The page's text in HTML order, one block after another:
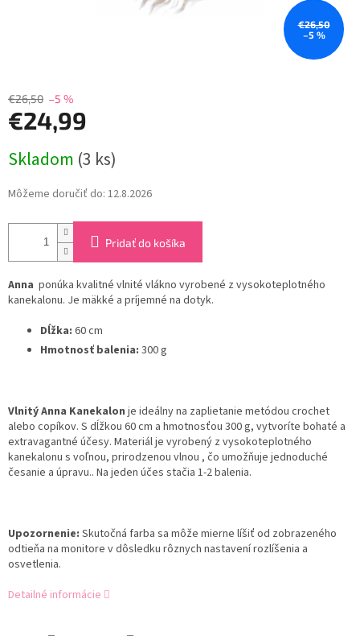
€26,50
–5 %
€26,50 –5 %
€24,99
cena:
Skladom (3 ks)
Môžeme doručiť do: 12.8.2026
Pridať do košíka
Anna ponúka kvalitné vlnité vlákno vyrobené z vysokoteplotného
kanekalonu. Je mäkké a príjemné na dotyk.
Dĺžka: 60 cm
Hmotnosť balenia: 300 g
Vlnitý Anna Kanekalon je ideálny na zaplietanie metódou crochet
alebo copíkov. S dĺžkou 60 cm a hmotnosťou 300 g, vytvoríte bohaté a
extravagantné účesy. Materiál je vyrobený z vysokoteplotného
kanekalonu s voľnou, prirodzenou vlnou , čo umožňuje jednoduché
česanie a úpravu.. Na jeden účes stačia 1-2 balenia.
Upozornenie: Skutočná farba sa môže mierne líšiť od zobrazeného
odtieňa na monitore v dôsledku rôznych nastavení rozlíšenia a
osvetlenia.
Detailné informácie